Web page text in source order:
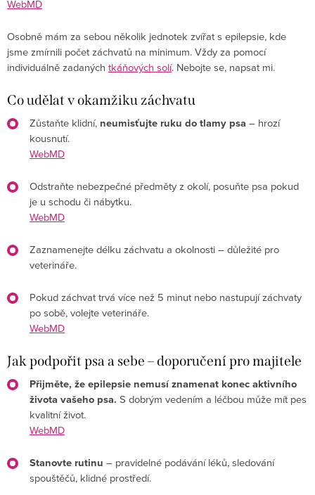
WebMD
Osobně mám za sebou několik jednotek zvířat s epilepsie, kde
jsme zmírnili počet záchvatů na minimum. Vždy za pomocí
individuálně zadaných tkáňových solí. Nebojte se, napsat mi.
Co udělat v okamžiku záchvatu
Zůstaňte klidní, neumisťujte ruku do tlamy psa – hrozí
kousnutí.
WebMD
Odstraňte nebezpečné předměty z okolí, posuňte psa pokud
je u schodu či nábytku.
WebMD
Zaznamenejte délku záchvatu a okolnosti – důležité pro
veterináře.
Pokud záchvat trvá více než 5 minut nebo nastupují záchvaty
po sobě, volejte veterináře.
WebMD
Jak podpořit psa a sebe – doporučení pro majitele
Přijměte, že epilepsie nemusí znamenat konec aktivního
života vašeho psa. S dobrým vedením a léčbou může mít pes
kvalitní život.
WebMD
Stanovte rutinu – pravidelné podávání léků, sledování
spouštěčů, klidné prostředí.